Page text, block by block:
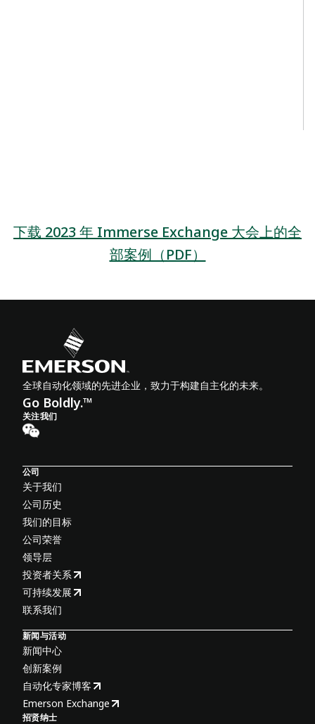
下载 2023 年 Immerse Exchange 大会上的全
部案例（PDF）
全球自动化领域的先进企业，致力于构建自主化的未来。
Go Boldly.™
关注我们
公司
关于我们
公司历史
我们的目标
公司荣誉
领导层
投资者关系
可持续发展
联系我们
新闻与活动
新闻中心
创新案例
自动化专家博客
Emerson Exchange
招贤纳士